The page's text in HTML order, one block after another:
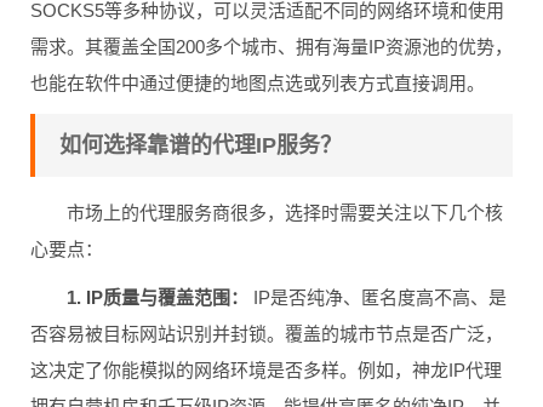
SOCKS5等多种协议，可以灵活适配不同的网络环境和使用
需求。其覆盖全国200多个城市、拥有海量IP资源池的优势，
也能在软件中通过便捷的地图点选或列表方式直接调用。
如何选择靠谱的代理IP服务？
市场上的代理服务商很多，选择时需要关注以下几个核
心要点：
1. IP质量与覆盖范围：
IP是否纯净、匿名度高不高、是
否容易被目标网站识别并封锁。覆盖的城市节点是否广泛，
这决定了你能模拟的网络环境是否多样。例如，神龙IP代理